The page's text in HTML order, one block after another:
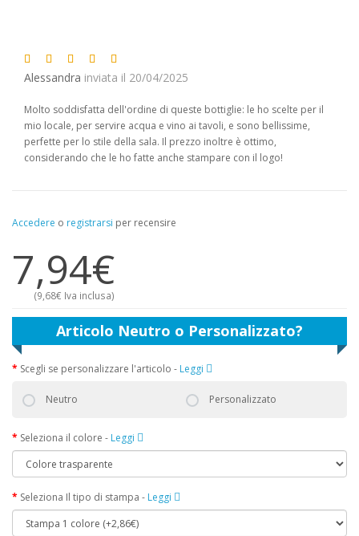
Alessandra inviata il 20/04/2025
Molto soddisfatta dell'ordine di queste bottiglie: le ho scelte per il
mio locale, per servire acqua e vino ai tavoli, e sono bellissime,
perfette per lo stile della sala. Il prezzo inoltre è ottimo,
considerando che le ho fatte anche stampare con il logo!
Accedere o registrarsi per recensire
7,94€
(9,68€ Iva inclusa)
Articolo Neutro o Personalizzato?
Scegli se personalizzare l'articolo - Leggi
Neutro Personalizzato
Seleziona il colore - Leggi
Seleziona Il tipo di stampa - Leggi